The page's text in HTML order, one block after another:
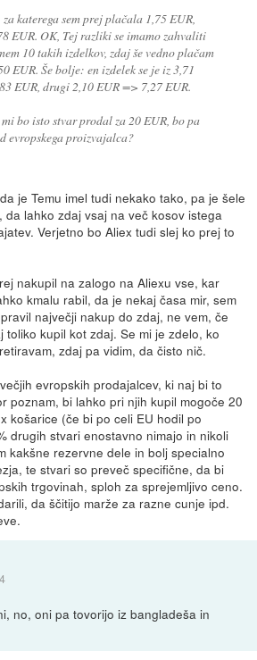
katerega sem prej plačala 1,75 EUR,
EUR. OK, Tej razliki se imamo zahvaliti
10 takih izdelkov, zdaj še vedno plačam
EUR. Še bolje: en izdelek se je iz 3,71
EUR, drugi 2,10 EUR => 7,27 EUR.
bo isto stvar prodal za 20 EUR, bo pa
evropskega proizvajalca?
je Temu imel tudi nekako tako, pa je šele
da lahko zdaj vsaj na več kosov istega
Verjetno bo Aliex tudi slej ko prej to
nakupil na zalogo na Aliexu vse, kar
kmalu rabil, da je nekaj časa mir, sem
največji nakup do zdaj, ne vem, če
toliko kupil kot zdaj. Se mi je zdelo, ko
zdaj pa vidim, da čisto nič.
evropskih prodajalcev, ki naj bi to
poznam, bi lahko pri njih kupil mogoče 20
košarice (če bi po celi EU hodil po
drugih stvari enostavno nimajo in nikoli
kakšne rezervne dele in bolj specialno
te stvari so preveč specifične, da bi
trgovinah, sploh za sprejemljivo ceno.
da ščitijo marže za razne cunje ipd.
no, oni pa tovorijo iz bangladeša in